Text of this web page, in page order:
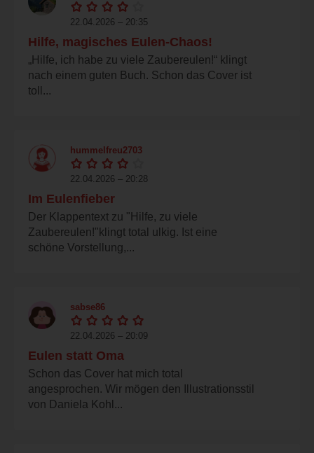
22.04.2026 – 20:35
Hilfe, magisches Eulen-Chaos!
„Hilfe, ich habe zu viele Zaubereulen!“ klingt
nach einem guten Buch. Schon das Cover ist
toll...
hummelfreu2703
22.04.2026 – 20:28
Im Eulenfieber
Der Klappentext zu "Hilfe, zu viele
Zaubereulen!"klingt total ulkig. Ist eine
schöne Vorstellung,...
sabse86
22.04.2026 – 20:09
Eulen statt Oma
Schon das Cover hat mich total
angesprochen. Wir mögen den Illustrationsstil
von Daniela Kohl...